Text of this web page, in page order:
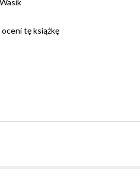
tę książkę